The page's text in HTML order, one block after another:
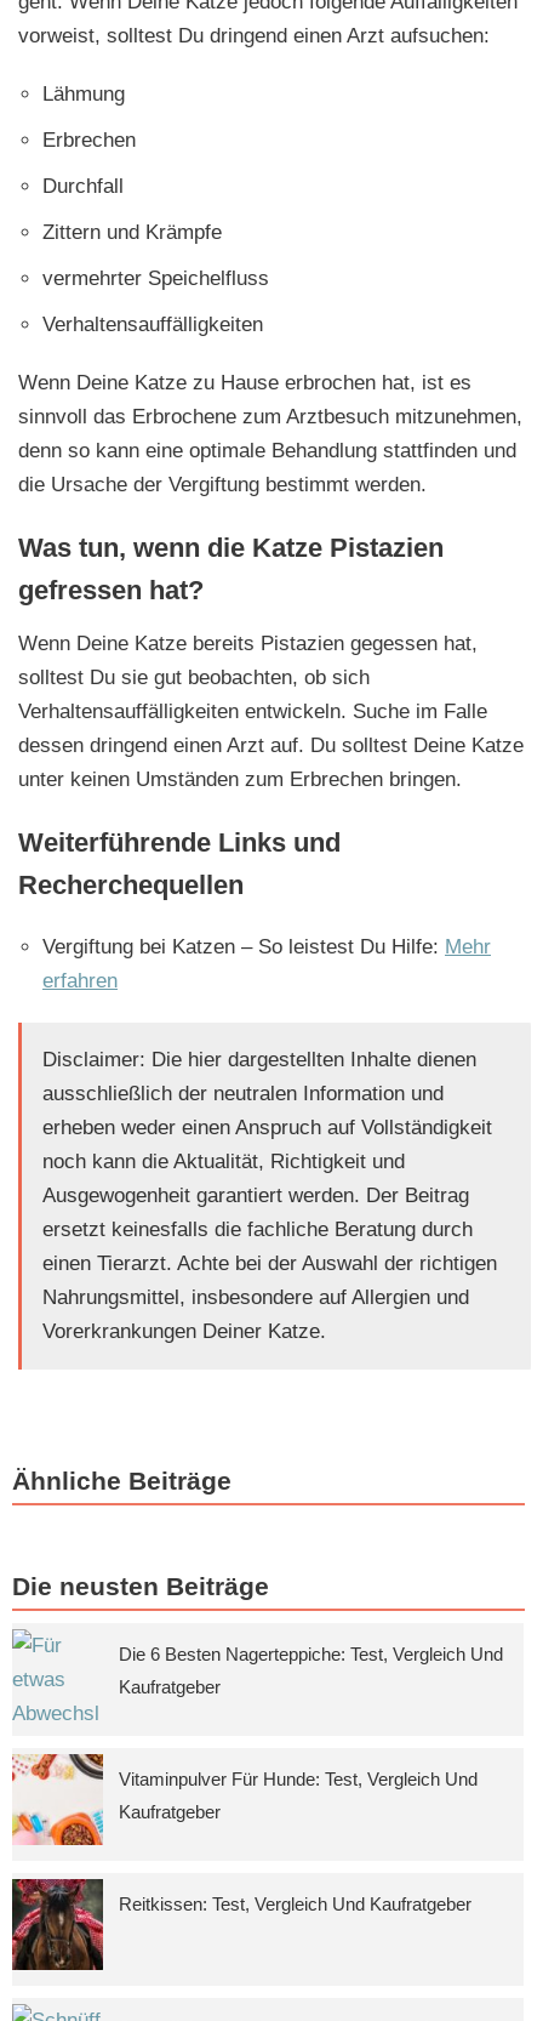
vorweist, solltest Du dringend einen Arzt aufsuchen:
Lähmung
Erbrechen
Durchfall
Zittern und Krämpfe
vermehrter Speichelfluss
Verhaltensauffälligkeiten
Wenn Deine Katze zu Hause erbrochen hat, ist es
sinnvoll das Erbrochene zum Arztbesuch mitzunehmen,
denn so kann eine optimale Behandlung stattfinden und
die Ursache der Vergiftung bestimmt werden.
Was tun, wenn die Katze Pistazien
gefressen hat?
Wenn Deine Katze bereits Pistazien gegessen hat,
solltest Du sie gut beobachten, ob sich
Verhaltensauffälligkeiten entwickeln. Suche im Falle
dessen dringend einen Arzt auf. Du solltest Deine Katze
unter keinen Umständen zum Erbrechen bringen.
Weiterführende Links und
Recherchequellen
Vergiftung bei Katzen – So leistest Du Hilfe: Mehr
erfahren
Disclaimer: Die hier dargestellten Inhalte dienen
ausschließlich der neutralen Information und
erheben weder einen Anspruch auf Vollständigkeit
noch kann die Aktualität, Richtigkeit und
Ausgewogenheit garantiert werden. Der Beitrag
ersetzt keinesfalls die fachliche Beratung durch
einen Tierarzt. Achte bei der Auswahl der richtigen
Nahrungsmittel, insbesondere auf Allergien und
Vorerkrankungen Deiner Katze.
Ähnliche Beiträge
Die neusten Beiträge
Die 6 Besten Nagerteppiche: Test, Vergleich Und
Kaufratgeber
Vitaminpulver Für Hunde: Test, Vergleich Und
Kaufratgeber
Reitkissen: Test, Vergleich Und Kaufratgeber